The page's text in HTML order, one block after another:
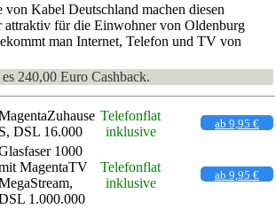
Kabel Deutschland machen diesen
attraktiv für die Einwohner von Oldenburg
man Internet, Telefon und TV von
240,00 Euro Cashback.
S, DSL 16.000
Telefonflat
inklusive
ab 9,95 €
1000
MagentaTV
1.000.000
Telefonflat
inklusive
ab 9,95 €